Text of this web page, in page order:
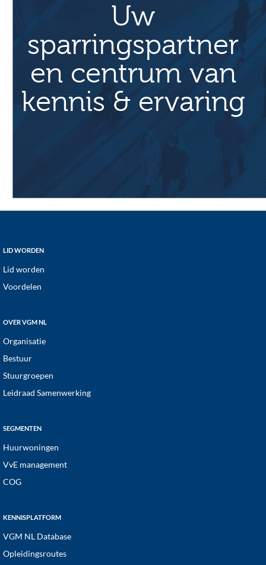
Uw
sparringspartner
en centrum van
kennis & ervaring
Footer
LID WORDEN
Lid worden
Voordelen
OVER VGM NL
Organisatie
Bestuur
Stuurgroepen
Leidraad Samenwerking
SEGMENTEN
Huurwoningen
VvE management
COG
KENNISPLATFORM
VGM NL Database
Opleidingsroutes